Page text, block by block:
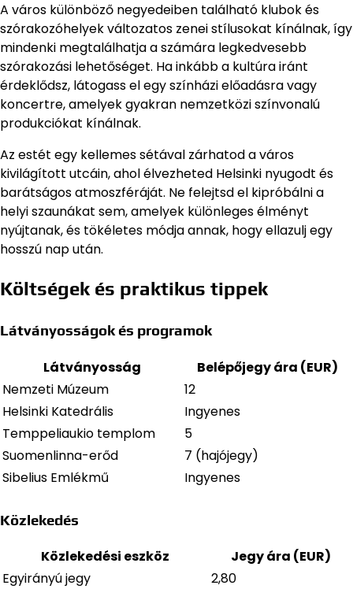
A város különböző negyedeiben található klubok és
szórakozóhelyek változatos zenei stílusokat kínálnak, így
mindenki megtalálhatja a számára legkedvesebb
szórakozási lehetőséget. Ha inkább a kultúra iránt
érdeklődsz, látogass el egy színházi előadásra vagy
koncertre, amelyek gyakran nemzetközi színvonalú
produkciókat kínálnak.
Az estét egy kellemes sétával zárhatod a város
kivilágított utcáin, ahol élvezheted Helsinki nyugodt és
barátságos atmoszféráját. Ne felejtsd el kipróbálni a
helyi szaunákat sem, amelyek különleges élményt
nyújtanak, és tökéletes módja annak, hogy ellazulj egy
hosszú nap után.
Költségek és praktikus tippek
Látványosságok és programok
Látványosság
Belépőjegy ára (EUR)
Nemzeti Múzeum
12
Helsinki Katedrális
Ingyenes
Temppeliaukio templom
5
Suomenlinna-erőd
7 (hajójegy)
Sibelius Emlékmű
Ingyenes
Közlekedés
Közlekedési eszköz
Jegy ára (EUR)
Egyirányú jegy
2,80